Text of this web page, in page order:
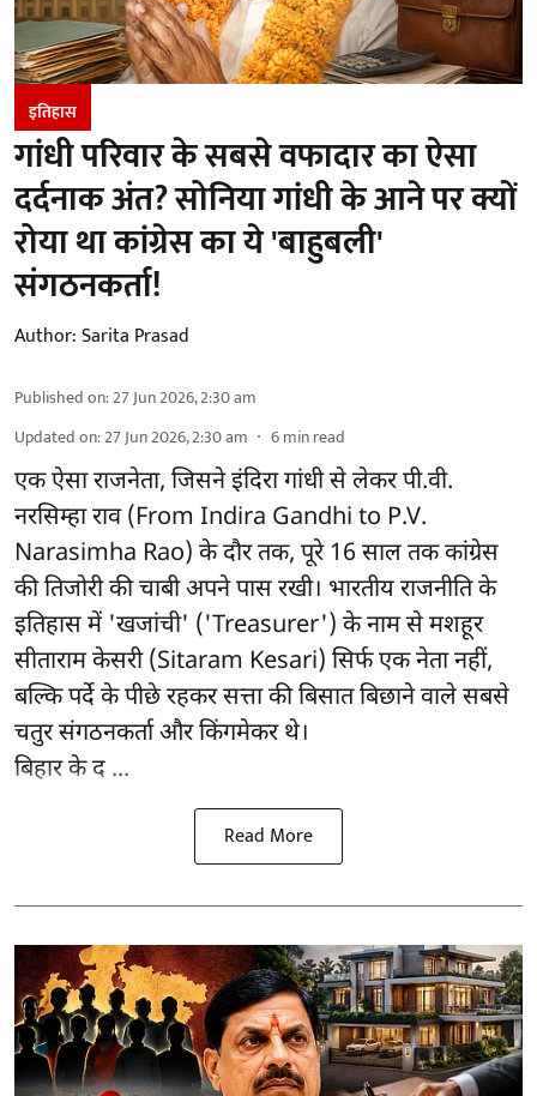
इतिहास
गांधी परिवार के सबसे वफादार का ऐसा
दर्दनाक अंत? सोनिया गांधी के आने पर क्यों
रोया था कांग्रेस का ये 'बाहुबली'
संगठनकर्ता!
Author:Sarita Prasad
Published on:27 Jun 2026, 2:30 am
Updated on:27 Jun 2026, 2:30 am 6min read
एक ऐसा राजनेता, जिसने इंदिरा गांधी से लेकर पी.वी.
नरसिम्हा राव (From Indira Gandhi to P.V.
Narasimha Rao) के दौर तक, पूरे 16 साल तक कांग्रेस
की तिजोरी की चाबी अपने पास रखी। भारतीय राजनीति के
इतिहास में 'खजांची' ('Treasurer') के नाम से मशहूर
सीताराम केसरी (Sitaram Kesari) सिर्फ एक नेता नहीं,
बल्कि पर्दे के पीछे रहकर सत्ता की बिसात बिछाने वाले सबसे
चतुर संगठनकर्ता और किंगमेकर थे।
बिहार के द ...
Read More